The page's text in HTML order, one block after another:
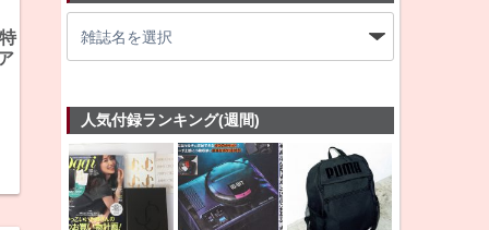
人気付録ランキング(週間)